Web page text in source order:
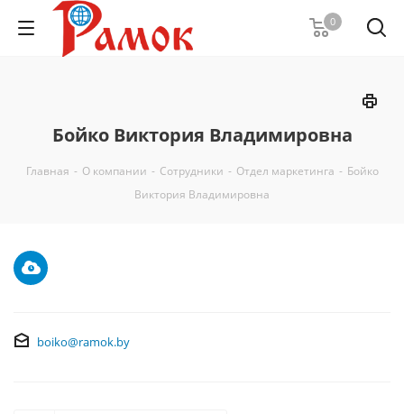
0
Бойко Виктория Владимировна
Главная - О компании - Сотрудники - Отдел маркетинга - Бойко
Виктория Владимировна
boiko@ramok.by